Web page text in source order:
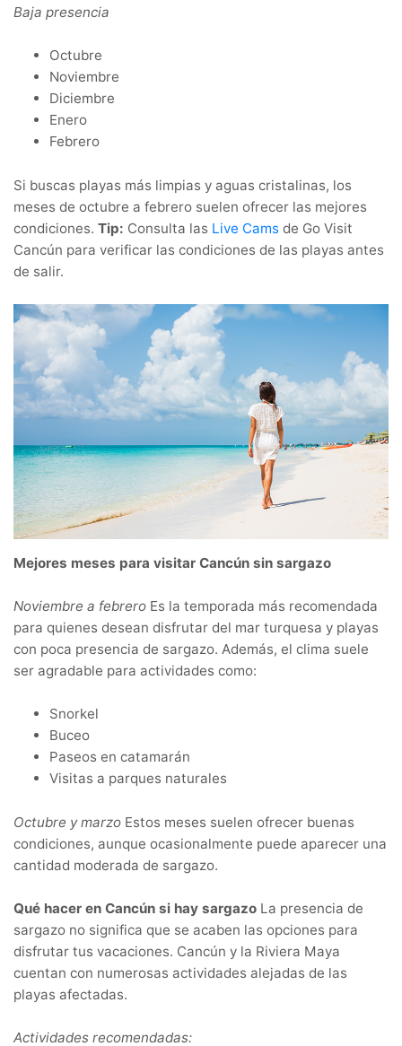
Baja presencia
Octubre
Noviembre
Diciembre
Enero
Febrero
Si buscas playas más limpias y aguas cristalinas, los
meses de octubre a febrero suelen ofrecer las mejores
condiciones. Tip: Consulta las Live Cams de Go Visit
Cancún para verificar las condiciones de las playas antes
de salir.
Mejores meses para visitar Cancún sin sargazo
Noviembre a febrero Es la temporada más recomendada
para quienes desean disfrutar del mar turquesa y playas
con poca presencia de sargazo. Además, el clima suele
ser agradable para actividades como:
Snorkel
Buceo
Paseos en catamarán
Visitas a parques naturales
Octubre y marzo Estos meses suelen ofrecer buenas
condiciones, aunque ocasionalmente puede aparecer una
cantidad moderada de sargazo.
Qué hacer en Cancún si hay sargazo La presencia de
sargazo no significa que se acaben las opciones para
disfrutar tus vacaciones. Cancún y la Riviera Maya
cuentan con numerosas actividades alejadas de las
playas afectadas.
Actividades recomendadas: